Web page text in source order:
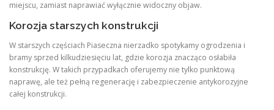
miejscu, zamiast naprawiać wyłącznie widoczny objaw.
Korozja starszych konstrukcji
W starszych częściach Piaseczna nierzadko spotykamy ogrodzenia i
bramy sprzed kilkudziesięciu lat, gdzie korozja znacząco osłabiła
konstrukcję. W takich przypadkach oferujemy nie tylko punktową
naprawę, ale też pełną regenerację i zabezpieczenie antykorozyjne
całej konstrukcji.